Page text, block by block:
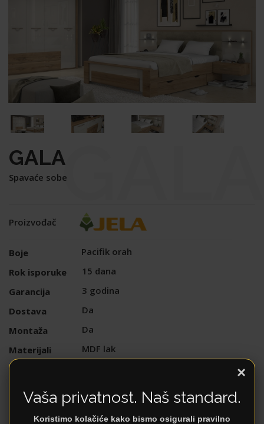
GALA
GALA
Spavaće sobe
Proizvođač
Boje
Pacifik orah
Rok isporuke
15 dana
Garancija
3 godina
Dostava
Da
Montaža
Da
Materijali
MDF lak
Plaćanje
DODATNI OPIS
×
Vaša privatnost. Naš standard.
Koristimo kolačiće kako bismo osigurali pravilno